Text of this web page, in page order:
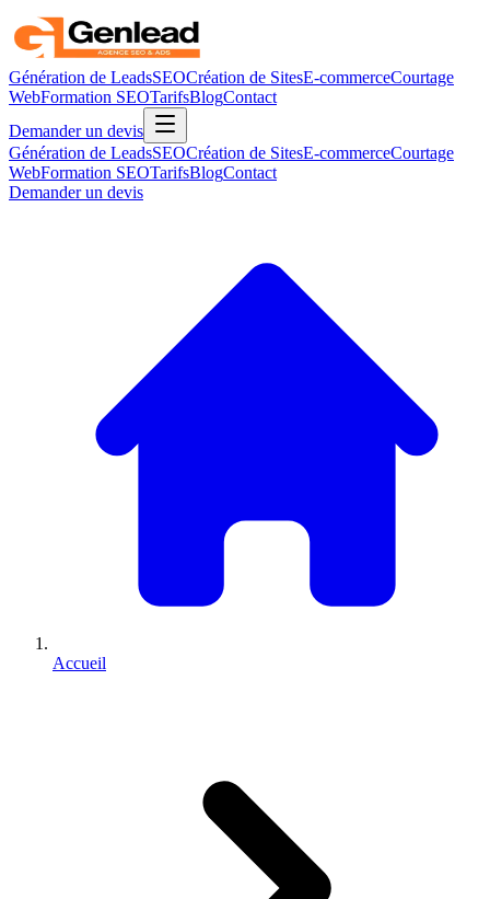
Génération de LeadsSEOCréation de SitesE-commerceCourtage
WebFormation SEOTarifsBlogContact
Demander un devis
Génération de LeadsSEOCréation de SitesE-commerceCourtage
WebFormation SEOTarifsBlogContact
Demander un devis
Accueil